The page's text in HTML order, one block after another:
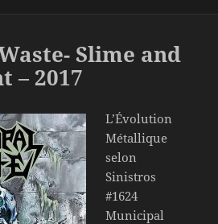
Slime and
– 2017
L’Évolution
Métallique
selon
Sinistros
#1624
Municipal